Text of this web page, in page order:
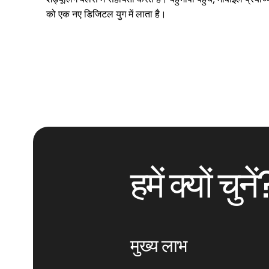
को एक नए डिजिटल युग में लाता है।
हमें क्यों
मुख्य लाभ